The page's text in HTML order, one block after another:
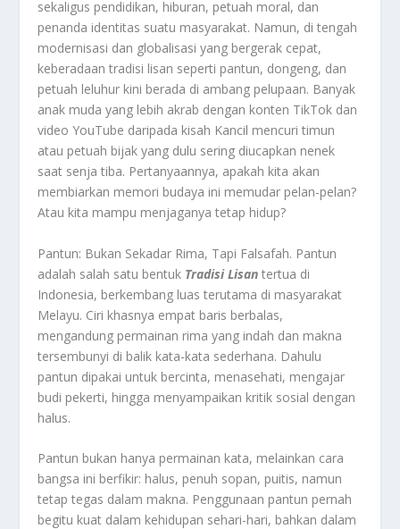
sekaligus pendidikan, hiburan, petuah moral, dan
penanda identitas suatu masyarakat. Namun, di tengah
modernisasi dan globalisasi yang bergerak cepat,
keberadaan tradisi lisan seperti pantun, dongeng, dan
petuah leluhur kini berada di ambang pelupaan. Banyak
anak muda yang lebih akrab dengan konten TikTok dan
video YouTube daripada kisah Kancil mencuri timun
atau petuah bijak yang dulu sering diucapkan nenek
saat senja tiba. Pertanyaannya, apakah kita akan
membiarkan memori budaya ini memudar pelan-pelan?
Atau kita mampu menjaganya tetap hidup?
Pantun: Bukan Sekadar Rima, Tapi Falsafah. Pantun
adalah salah satu bentuk Tradisi Lisan tertua di
Indonesia, berkembang luas terutama di masyarakat
Melayu. Ciri khasnya empat baris berbalas,
mengandung permainan rima yang indah dan makna
tersembunyi di balik kata-kata sederhana. Dahulu
pantun dipakai untuk bercinta, menasehati, mengajar
budi pekerti, hingga menyampaikan kritik sosial dengan
halus.
Pantun bukan hanya permainan kata, melainkan cara
bangsa ini berfikir: halus, penuh sopan, puitis, namun
tetap tegas dalam makna. Penggunaan pantun pernah
begitu kuat dalam kehidupan sehari-hari, bahkan dalam